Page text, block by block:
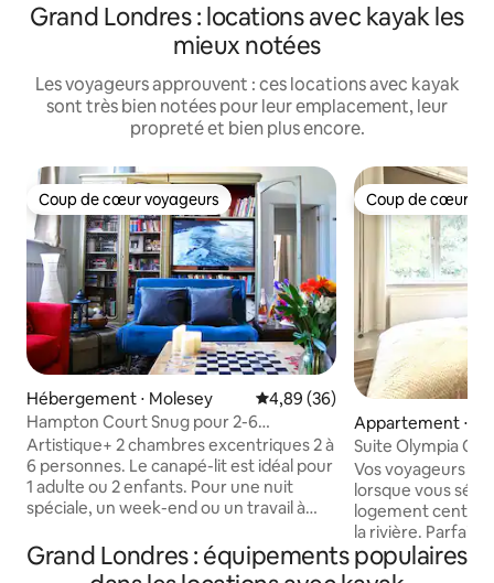
Grand Londres : locations avec kayak les
mieux notées
Les voyageurs approuvent : ces locations avec kayak
sont très bien notées pour leur emplacement, leur
propreté et bien plus encore.
Coup de cœur voyageurs
Coup de cœur voyageurs
Hébergement ⋅ Molesey Évaluation moyenne sur la
4,89 (36)
Hampton Court Snug pour 2-6
personnes à pied du palais+train
Artistique+ 2 chambres excentriques 2 à
6 personnes. Le canapé-lit est idéal pour
1 adulte ou 2 enfants. Pour une nuit
spéciale, un week-end ou un travail à
envoyez-nous un message) Cuisine,
lave-linge/sèche-linge, chargeur de
Coup de cœur
Coup de cœur
Appartement ⋅
s
Suite Olympia
bain
Vos voyageurs
lorsque vous
logement central,
la rivière. Parfait pour familles, amis et
couples qui
supplémentaire. Les deux chambres
Grand Londres : équipements populaires